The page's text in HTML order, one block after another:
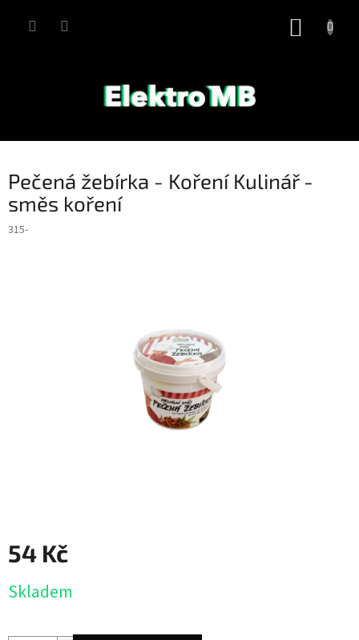
Pečená žebírka - Koření Kulinář -
směs koření
315-
54 Kč
cena:
Skladem